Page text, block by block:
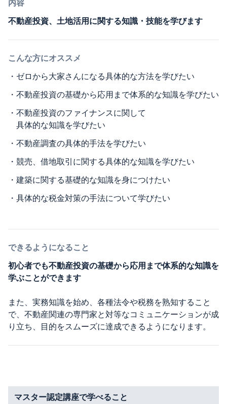
内容
不動産投資、土地活用に関する知識・技能を学びます
こんな方にオススメ
・ ゼロから大家さんになる具体的な方法を学びたい
・ 不動産投資の基礎から応用まで体系的な知識を学びたい
・ 不動産投資のファイナンスに関して
具体的な知識を学びたい
・ 不動産調査の具体的手法を学びたい
・ 競売、借地取引に関する具体的な知識を学びたい
・ 建築に関する基礎的な知識を身につけたい
・ 具体的な税金対策の手法について学びたい
できるようになること
初心者でも不動産投資の基礎から応用まで体系的な知識を
学ぶことができます
また、実務知識を始め、各種法令や税務を熟知すること
で、不動産関連の専門家と対等なコミュニケーションが成
り立ち、目的をスムーズに達成できるようになります。
マスター認定講座で学べること